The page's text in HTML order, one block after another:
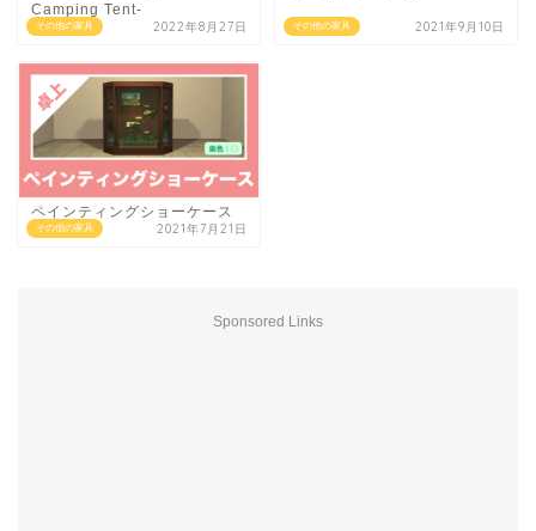
その他の家具
Camping Tent-
2022年8月27日 その他の家具 2021年9月10日
その他の家具
ペインティングショーケース
2021年7月21日
Sponsored Links